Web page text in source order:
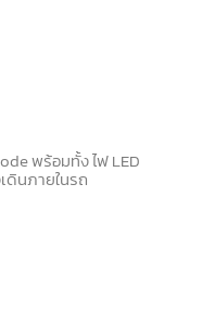
พร้อมทั้ง ไฟ LED
ดินภายในรถ